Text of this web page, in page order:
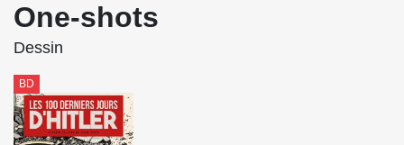
One-shots
Dessin
BD